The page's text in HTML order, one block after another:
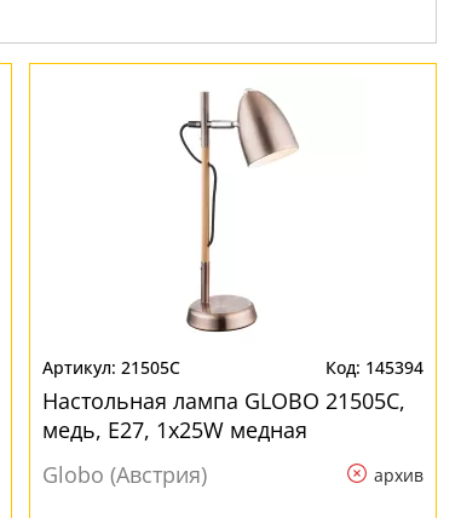
21505C 145394
Настольная лампа GLOBO 21505C,
медь, E27, 1x25W медная
Globo (Австрия)
архив